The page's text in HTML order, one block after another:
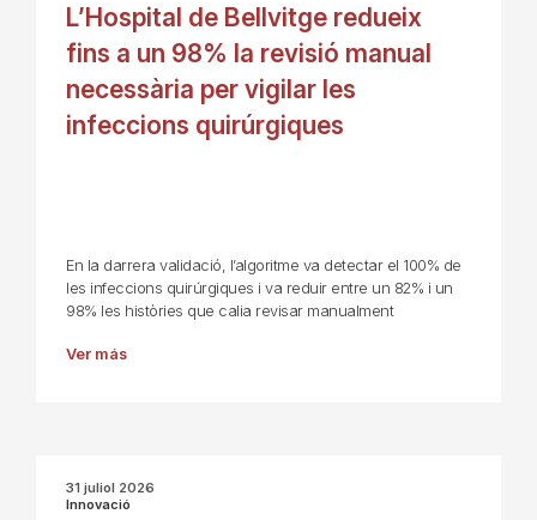
L’Hospital de Bellvitge redueix
fins a un 98% la revisió manual
necessària per vigilar les
infeccions quirúrgiques
En la darrera validació, l’algoritme va detectar el 100% de
les infeccions quirúrgiques i va reduir entre un 82% i un
98% les històries que calia revisar manualment
Ver más
31 juliol 2026
Innovació